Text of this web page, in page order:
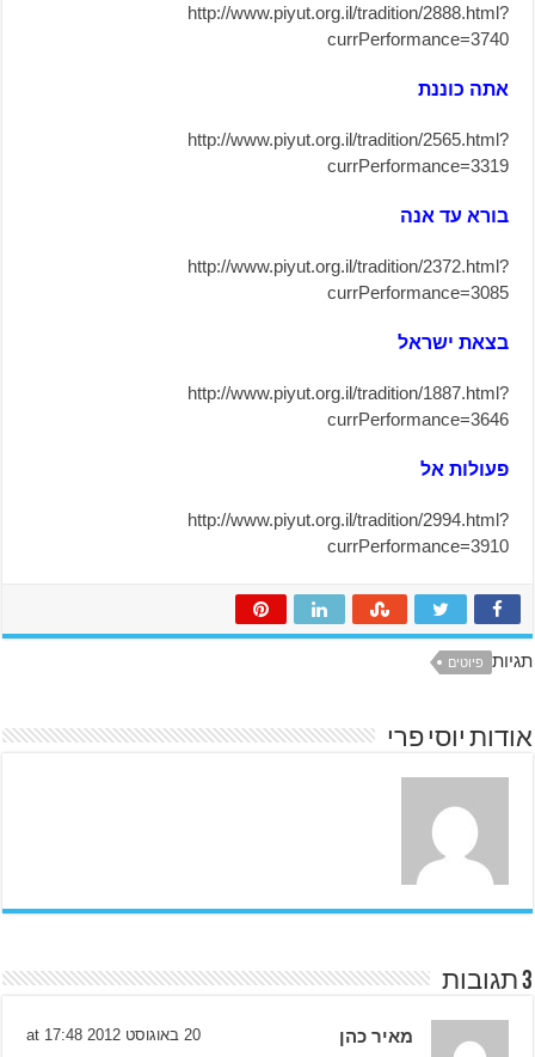
http://www.piyut.org.il/tradition/2888.html?
currPerformance=3740
אתה כוננת
http://www.piyut.org.il/tradition/2565.html?
currPerformance=3319
בורא עד אנה
http://www.piyut.org.il/tradition/2372.html?
currPerformance=3085
בצאת ישראל
http://www.piyut.org.il/tradition/1887.html?
currPerformance=3646
פעולות אל
http://www.piyut.org.il/tradition/2994.html?
currPerformance=3910
תגיות פיוטים
אודות יוסי פרי
3 תגובות
מאיר כהן 20 באוגוסט 2012 at 17:48